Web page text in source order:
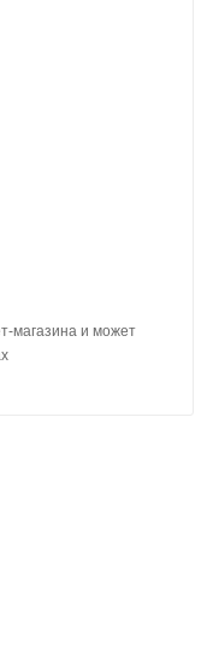
магазина и может